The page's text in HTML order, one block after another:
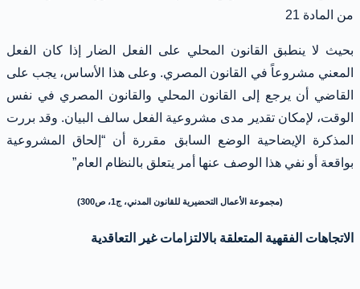
من المادة 21
بحيث لا ينطبق القانون المحلي على الفعل الضار إذا كان الفعل
المعني مشروعاً في القانون المصري. وعلى هذا الأساس، يجب على
القاضي أن يرجع إلى القانون المحلي والقانون المصري في نفس
الوقت، لإمكان تقدير مدى مشروعية الفعل سالف البيان. وقد بررت
المذكرة الإيضاحية الوضع السابق مقررة أن “إلحاق المشروعية
بواقعة أو نفي هذا الوصف عنها أمر يتعلق بالنظام العام”
(مجموعة الأعمال التحضيرية للقانون المدني، ج1، ص300)
الاتجاهات الفقهية المتعلقة بالالتزامات غير التعاقدية